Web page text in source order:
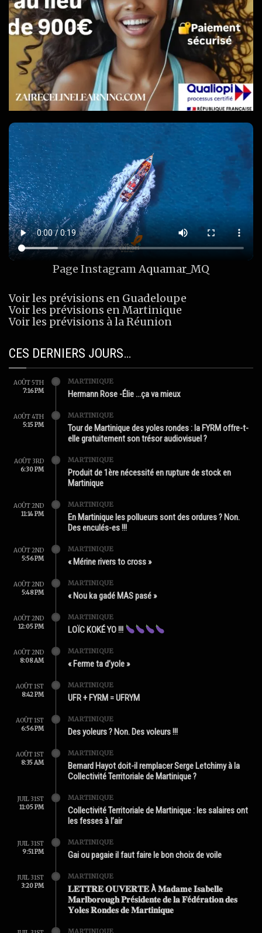
Page Instagram Aquamar_MQ
Voir les prévisions en Guadeloupe
Voir les prévisions en Martinique
Voir les prévisions à la Réunion
CES DERNIERS JOURS…
AOÛT 5TH
7:16 PM
MARTINIQUE
Hermann Rose -Élie …ça va mieux
AOÛT 4TH
5:15 PM
MARTINIQUE
Tour de Martinique des yoles rondes : la FYRM offre-t-
elle gratuitement son trésor audiovisuel ?
AOÛT 3RD
6:30 PM
MARTINIQUE
Produit de 1ère nécessité en rupture de stock en
Martinique
AOÛT 2ND
11:14 PM
MARTINIQUE
En Martinique les pollueurs sont des ordures ? Non.
Des enculés-es !!!
AOÛT 2ND
5:56 PM
MARTINIQUE
« Mérine rivers to cross »
AOÛT 2ND
5:48 PM
MARTINIQUE
« Nou ka gadé MAS pasé »
AOÛT 2ND
12:05 PM
MARTINIQUE
LOÏC KOKÉ YO !!!
AOÛT 2ND
8:08 AM
MARTINIQUE
« Ferme ta d’yole »
AOÛT 1ST
8:42 PM
MARTINIQUE
UFR + FYRM = UFRYM
AOÛT 1ST
6:56 PM
MARTINIQUE
Des yoleurs ? Non. Des voleurs !!!
AOÛT 1ST
8:35 AM
MARTINIQUE
Bernard Hayot doit-il remplacer Serge Letchimy à la
Collectivité Territoriale de Martinique ?
JUIL 31ST
11:05 PM
MARTINIQUE
Collectivité Territoriale de Martinique : les salaires ont
les fesses à l’air
JUIL 31ST
9:51 PM
MARTINIQUE
Gai ou pagaie il faut faire le bon choix de voile
JUIL 31ST
3:20 PM
MARTINIQUE
𝐋𝐄𝐓𝐓𝐑𝐄 𝐎𝐔𝐕𝐄𝐑𝐓𝐄 À 𝐌𝐚𝐝𝐚𝐦𝐞 𝐈𝐬𝐚𝐛𝐞𝐥𝐥𝐞
𝐌𝐚𝐫𝐥𝐛𝐨𝐫𝐨𝐮𝐠𝐡 𝐏𝐫é𝐬𝐢𝐝𝐞𝐧𝐭𝐞 𝐝𝐞 𝐥𝐚 𝐅é𝐝é𝐫𝐚𝐭𝐢𝐨𝐧 𝐝𝐞𝐬
𝐘𝐨𝐥𝐞𝐬 𝐑𝐨𝐧𝐝𝐞𝐬 𝐝𝐞 𝐌𝐚𝐫𝐭𝐢𝐧𝐢𝐪𝐮𝐞
MARTINIQUE